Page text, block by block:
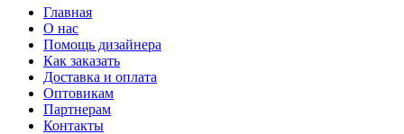
Главная
О нас
Помощь дизайнера
Как заказать
Доставка и оплата
Оптовикам
Партнерам
Контакты